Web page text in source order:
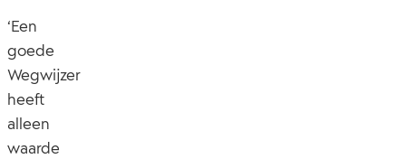
‘Een
goede
Wegwijzer
heeft
alleen
waarde